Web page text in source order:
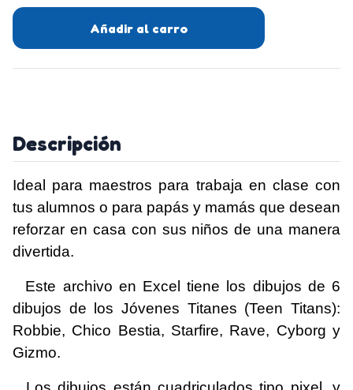
Añadir al carro
Descripción
Ideal para maestros para trabaja en clase con
tus alumnos o para papás y mamás que desean
reforzar en casa con sus niños de una manera
divertida.
Este archivo en Excel tiene los dibujos de 6
dibujos de los Jóvenes Titanes (Teen Titans):
Robbie, Chico Bestia, Starfire, Rave, Cyborg y
Gizmo.